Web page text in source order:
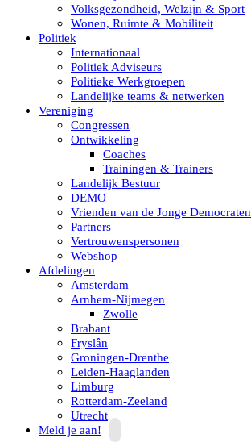
Volksgezondheid, Welzijn & Sport
Wonen, Ruimte & Mobiliteit
Politiek
Internationaal
Politiek Adviseurs
Politieke Werkgroepen
Landelijke teams & netwerken
Vereniging
Congressen
Ontwikkeling
Coaches
Trainingen & Trainers
Landelijk Bestuur
DEMO
Vrienden van de Jonge Democraten
Partners
Vertrouwenspersonen
Webshop
Afdelingen
Amsterdam
Arnhem-Nijmegen
Zwolle
Brabant
Fryslân
Groningen-Drenthe
Leiden-Haaglanden
Limburg
Rotterdam-Zeeland
Utrecht
Meld je aan!